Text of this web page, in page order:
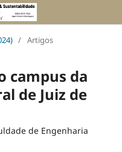
/ Artigos
campus da
de Juiz de
de Engenharia